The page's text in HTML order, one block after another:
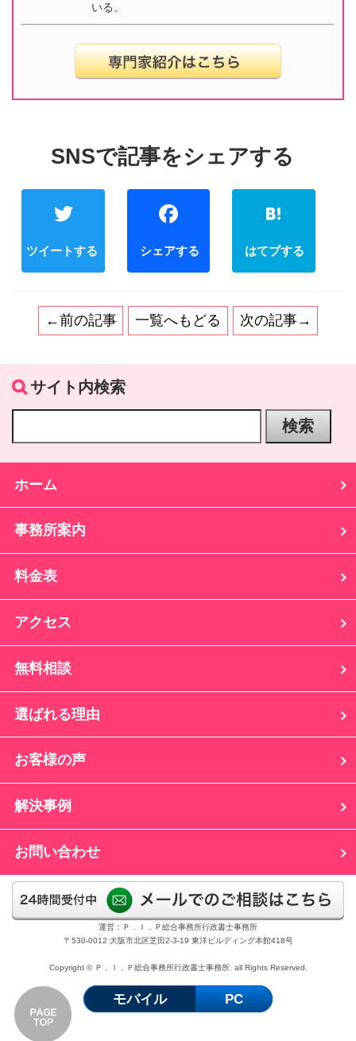
いる。
Twitter Facebook
←前の記事 一覧へもどる 次の記事→
サイト内検索
ホーム
事務所案内
料金表
アクセス
無料相談
選ばれる理由
お客様の声
解決事例
お問い合わせ
運営：Ｐ．Ｉ．Ｐ総合事務所行政書士事務所
〒530-0012 大阪市北区芝田2-3-19 東洋ビルディング本館418号
Copyright © Ｐ．Ｉ．Ｐ総合事務所行政書士事務所. all Rights Reserved.
モバイル PC